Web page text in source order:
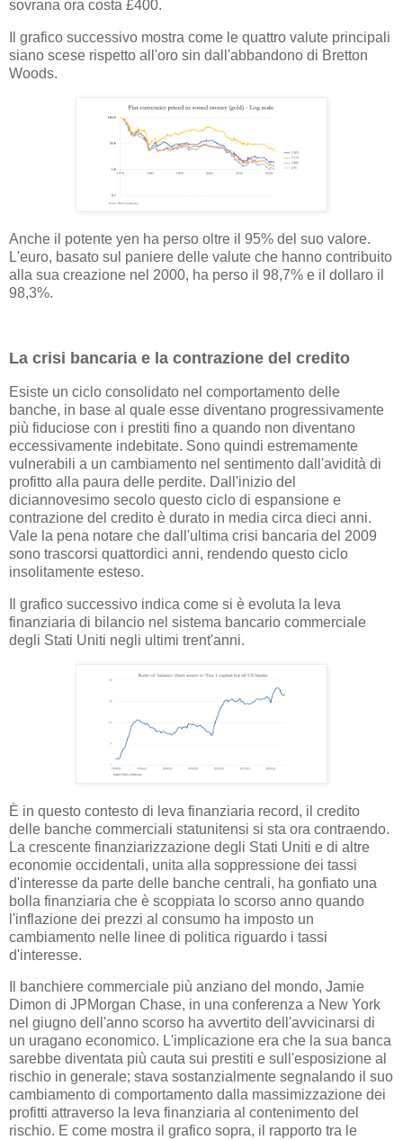
sovrana ora costa £400.
Il grafico successivo mostra come le quattro valute principali
siano scese rispetto all'oro sin dall'abbandono di Bretton
Woods.
Anche il potente yen ha perso oltre il 95% del suo valore.
L'euro, basato sul paniere delle valute che hanno contribuito
alla sua creazione nel 2000, ha perso il 98,7% e il dollaro il
98,3%.
La crisi bancaria e la contrazione del credito
Esiste un ciclo consolidato nel comportamento delle
banche, in base al quale esse diventano progressivamente
più fiduciose con i prestiti fino a quando non diventano
eccessivamente indebitate. Sono quindi estremamente
vulnerabili a un cambiamento nel sentimento dall'avidità di
profitto alla paura delle perdite. Dall'inizio del
diciannovesimo secolo questo ciclo di espansione e
contrazione del credito è durato in media circa dieci anni.
Vale la pena notare che dall'ultima crisi bancaria del 2009
sono trascorsi quattordici anni, rendendo questo ciclo
insolitamente esteso.
Il grafico successivo indica come si è evoluta la leva
finanziaria di bilancio nel sistema bancario commerciale
degli Stati Uniti negli ultimi trent'anni.
È in questo contesto di leva finanziaria record, il credito
delle banche commerciali statunitensi si sta ora contraendo.
La crescente finanziarizzazione degli Stati Uniti e di altre
economie occidentali, unita alla soppressione dei tassi
d'interesse da parte delle banche centrali, ha gonfiato una
bolla finanziaria che è scoppiata lo scorso anno quando
l'inflazione dei prezzi al consumo ha imposto un
cambiamento nelle linee di politica riguardo i tassi
d'interesse.
Il banchiere commerciale più anziano del mondo, Jamie
Dimon di JPMorgan Chase, in una conferenza a New York
nel giugno dell'anno scorso ha avvertito dell'avvicinarsi di
un uragano economico. L'implicazione era che la sua banca
sarebbe diventata più cauta sui prestiti e sull'esposizione al
rischio in generale; stava sostanzialmente segnalando il suo
cambiamento di comportamento dalla massimizzazione dei
profitti attraverso la leva finanziaria al contenimento del
rischio. E come mostra il grafico sopra, il rapporto tra le